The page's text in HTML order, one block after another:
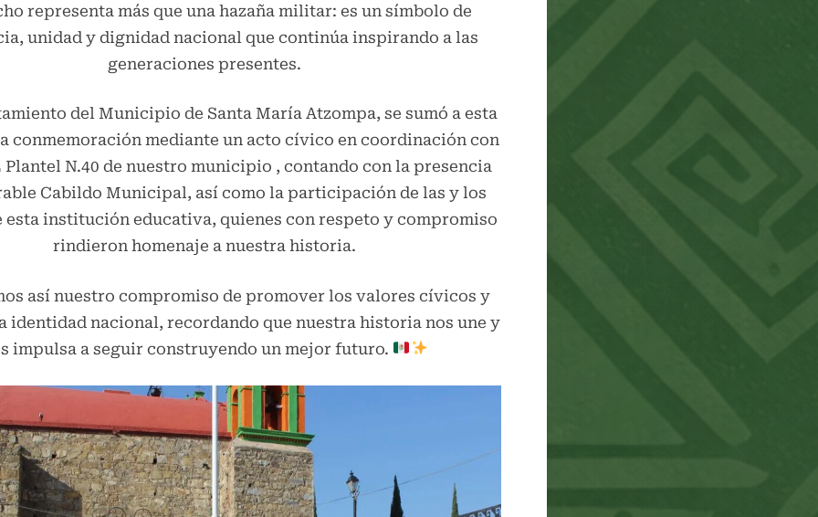
representa más que una hazaña militar: es un símbolo de
unidad y dignidad nacional que continúa inspirando a las
generaciones presentes.
del Municipio de Santa María Atzompa, se sumó a esta
conmemoración mediante un acto cívico en coordinación con
Plantel N.40 de nuestro municipio , contando con la presencia
Cabildo Municipal, así como la participación de las y los
esta institución educativa, quienes con respeto y compromiso
rindieron homenaje a nuestra historia.
así nuestro compromiso de promover los valores cívicos y
identidad nacional, recordando que nuestra historia nos une y
impulsa a seguir construyendo un mejor futuro.